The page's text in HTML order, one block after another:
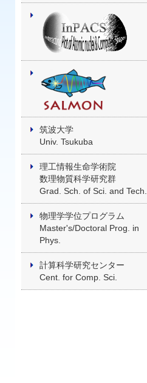
筑波大学
Univ. Tsukuba
理工情報生命学術院
数理物質科学研究群
Grad. Sch. of Sci. and Tech.
物理学学位プログラム
Master's/Doctoral Prog. in
Phys.
計算科学研究センター
Cent. for Comp. Sci.